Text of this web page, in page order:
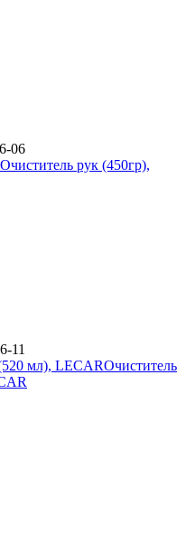
06
Очиститель рук (450гр),
11
мл), LECARОчиститель